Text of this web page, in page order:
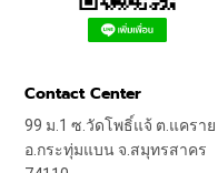
Contact Center
99 ม.1 ซ.วัดโพธิ์แจ้ ต.แคราย
อ.กระทุ่มแบน จ.สมุทรสาคร